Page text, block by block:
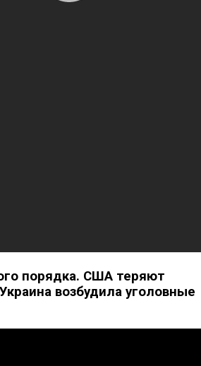
порядка. США теряют
возбудила уголовные